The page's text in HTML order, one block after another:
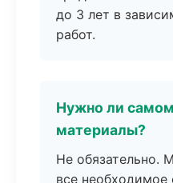
до 3 лет в
работ.
Нужно ли
материалы?
Не обязательно.
все необходимое